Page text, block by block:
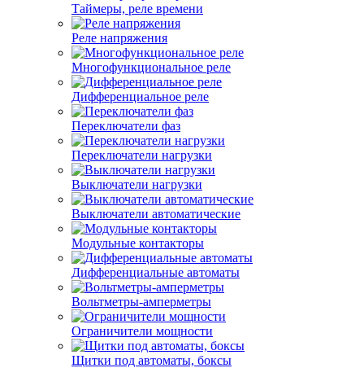
Таймеры, реле времени
Реле напряжения
Многофункциональное реле
Дифференциальное реле
Переключатели фаз
Переключатели нагрузки
Выключатели нагрузки
Выключатели автоматические
Модульные контакторы
Дифференциальные автоматы
Вольтметры-амперметры
Ограничители мощности
Щитки под автоматы, боксы